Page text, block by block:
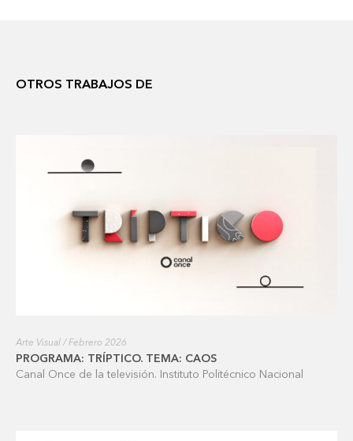
OTROS TRABAJOS DE
Arte Visual / Febrero 2026
PROGRAMA: TRÍPTICO. TEMA: CAOS
Canal Once de la televisión. Instituto Politécnico Nacional